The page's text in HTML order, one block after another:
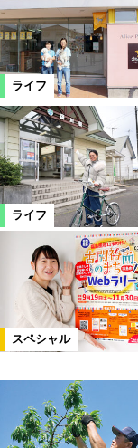
リラクゼー
ヘアサロン
雑貨
車 生活
スクール
ライフ
ライフ
スペシャル